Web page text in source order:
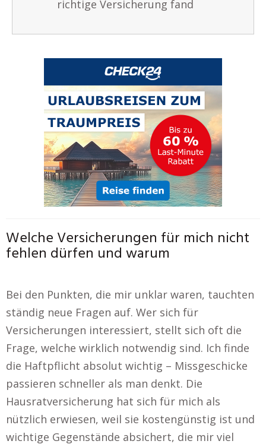
richtige Versicherung fand
Welche Versicherungen für mich nicht
fehlen dürfen und warum
Bei den Punkten, die mir unklar waren, tauchten
ständig neue Fragen auf. Wer sich für
Versicherungen interessiert, stellt sich oft die
Frage, welche wirklich notwendig sind. Ich finde
die Haftpflicht absolut wichtig – Missgeschicke
passieren schneller als man denkt. Die
Hausratversicherung hat sich für mich als
nützlich erwiesen, weil sie kostengünstig ist und
wichtige Gegenstände absichert, die mir viel